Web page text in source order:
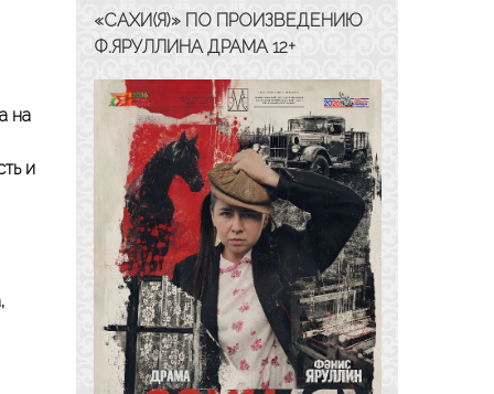
на
и
«САХИ(Я)» ПО ПРОИЗВЕДЕНИЮ
Ф.ЯРУЛЛИНА ДРАМА 12+